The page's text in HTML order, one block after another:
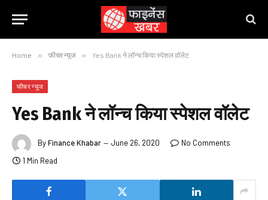
Home » फीचर न्यूज » Yes Bank ने लॉन्च किया स्‍पेशल वॉलेट
फीचर न्यूज
Yes Bank ने लॉन्च किया स्‍पेशल वॉलेट
ByFinance Khabar June 26, 2020
No Comments
1 Min Read